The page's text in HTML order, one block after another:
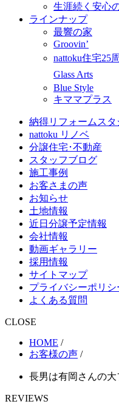
生涯続く安心
ラインナップ
最響の家
Groovin’
nattoku住宅25
Glass Arts
Blue Style
キママプラス
納得リフォームスタ
nattoku リノベ
分譲住宅･不動産
スタッフブログ
施工事例
お客さまの声
お知らせ
土地情報
近日分譲予定情報
会社情報
動画ギャラリー
採用情報
サイトマップ
プライバシーポリシ
よくある質問
CLOSE
HOME /
お客様の声 /
長男は有岡さんの大
REVIEWS